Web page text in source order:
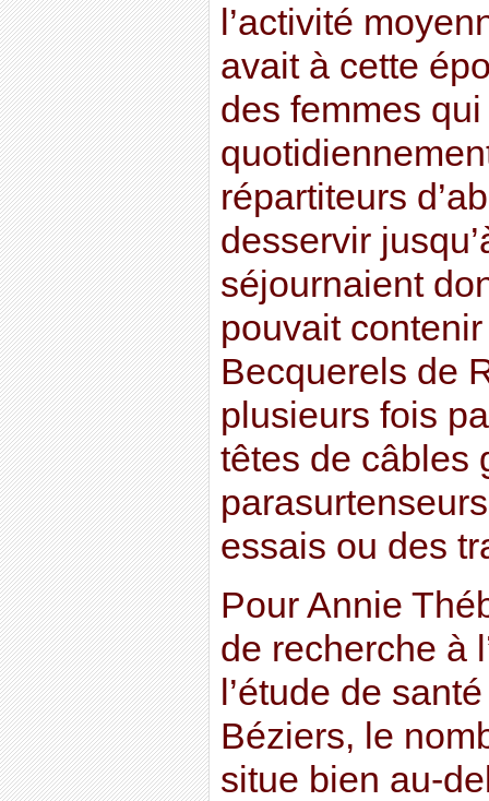
l’activité
avait à cette
des femmes
répartiteurs
desservir
séjournaient
pouvait
Becquerels de
plusieurs fois
têtes de câbles
essais ou des
Pour Annie
de recherche à
l’étude de
Béziers, le
situe bien au-